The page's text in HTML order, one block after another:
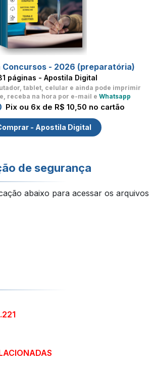
Concursos - 2026 (preparatória)
páginas - Apostila Digital
tablet, celular e ainda pode imprimir
receba na hora por e-mail e Whatsapp
Pix ou 6x de R$ 10,50 no cartão
- Apostila Digital
de segurança
abaixo para acessar os arquivos